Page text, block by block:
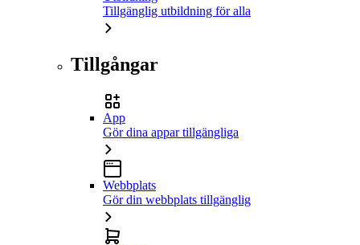
Tillgänglig utbildning för alla
Tillgångar
App
Gör dina appar tillgängliga
Webbplats
Gör din webbplats tillgänglig